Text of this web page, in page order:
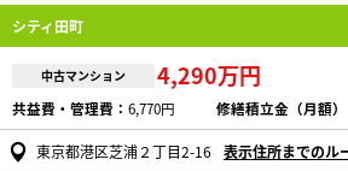
シティ田町
中古マンション 4,290万円
共益費・管理費： 6,770円 修繕積立金（月額
東京都港区芝浦２丁目2-16 表示住所までのル